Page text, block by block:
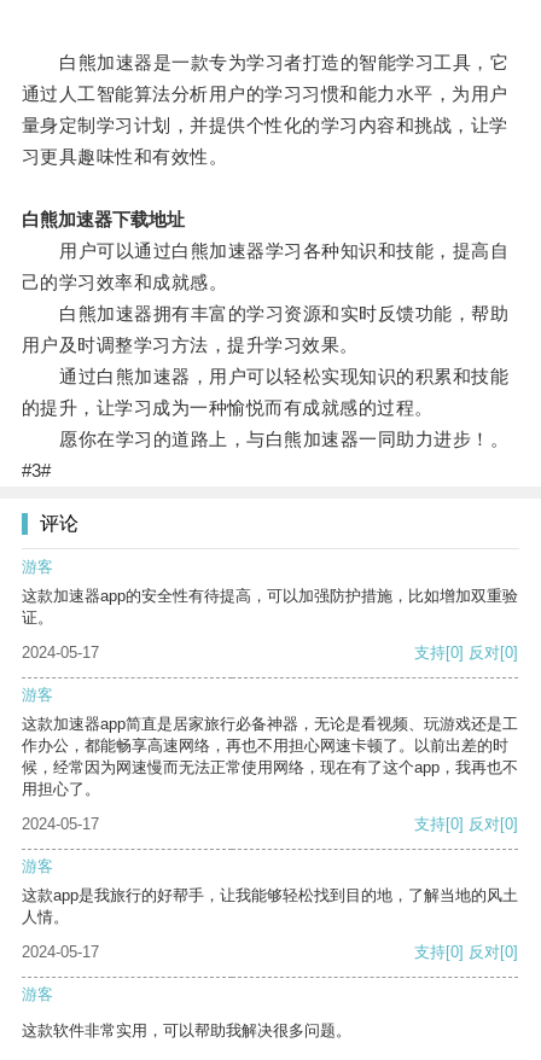
白熊加速器是一款专为学习者打造的智能学习工具，它
通过人工智能算法分析用户的学习习惯和能力水平，为用户
量身定制学习计划，并提供个性化的学习内容和挑战，让学
习更具趣味性和有效性。
白熊加速器下载地址
用户可以通过白熊加速器学习各种知识和技能，提高自
己的学习效率和成就感。
白熊加速器拥有丰富的学习资源和实时反馈功能，帮助
用户及时调整学习方法，提升学习效果。
通过白熊加速器，用户可以轻松实现知识的积累和技能
的提升，让学习成为一种愉悦而有成就感的过程。
愿你在学习的道路上，与白熊加速器一同助力进步！。
#3#
评论
游客
这款加速器app的安全性有待提高，可以加强防护措施，比如增加双重验
证。
2024-05-17
支持[0] 反对[0]
游客
这款加速器app简直是居家旅行必备神器，无论是看视频、玩游戏还是工
作办公，都能畅享高速网络，再也不用担心网速卡顿了。以前出差的时
候，经常因为网速慢而无法正常使用网络，现在有了这个app，我再也不
用担心了。
2024-05-17
支持[0] 反对[0]
游客
这款app是我旅行的好帮手，让我能够轻松找到目的地，了解当地的风土
人情。
2024-05-17
支持[0] 反对[0]
游客
这款软件非常实用，可以帮助我解决很多问题。